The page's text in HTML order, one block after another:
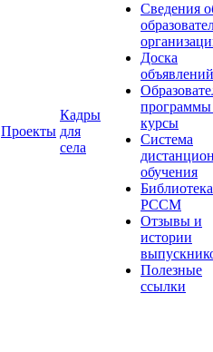
Проекты
Кадры
для
села
Сведения
Доска
объявлений
курсы
Система
обучения
Библиотека
РССМ
Отзывы и
истории
Полезные
ссылки